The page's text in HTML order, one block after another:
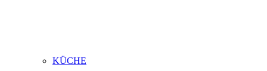
KÜCHE